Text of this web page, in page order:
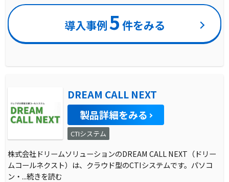
導入事例5 件をみる
DREAM CALL NEXT
製品詳細をみる
CTIシステム
株式会社ドリームソリューションのDREAM CALL NEXT（ドリー
ムコールネクスト）は、クラウド型のCTIシステムです。パソコ
ン・...続きを読む